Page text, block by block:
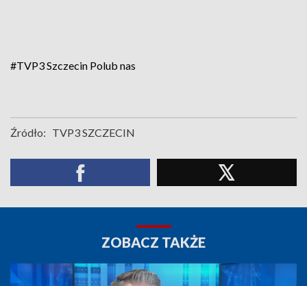
#TVP3 Szczecin Polub nas
Źródło: TVP3 SZCZECIN
ZOBACZ TAKŻE